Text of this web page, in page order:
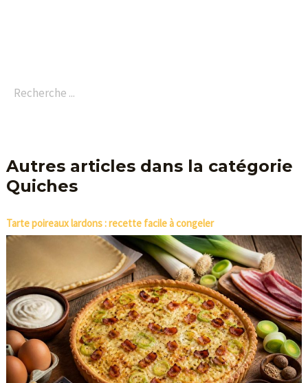
Autres articles dans la catégorie
Quiches
Tarte poireaux lardons : recette facile à congeler